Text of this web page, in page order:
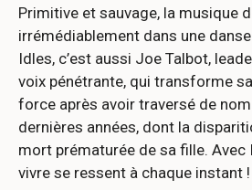
Primitive et sauvage, la musique
irrémédiablement dans une
Idles, c’est aussi Joe Talbot,
voix pénétrante, qui transforme
force après avoir traversé de
dernières années, dont la
mort prématurée de sa fille. Avec
vivre se ressent à chaque instant !